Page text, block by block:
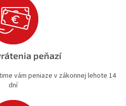
peňazí
vám peniaze v zákonnej lehote 14
dní